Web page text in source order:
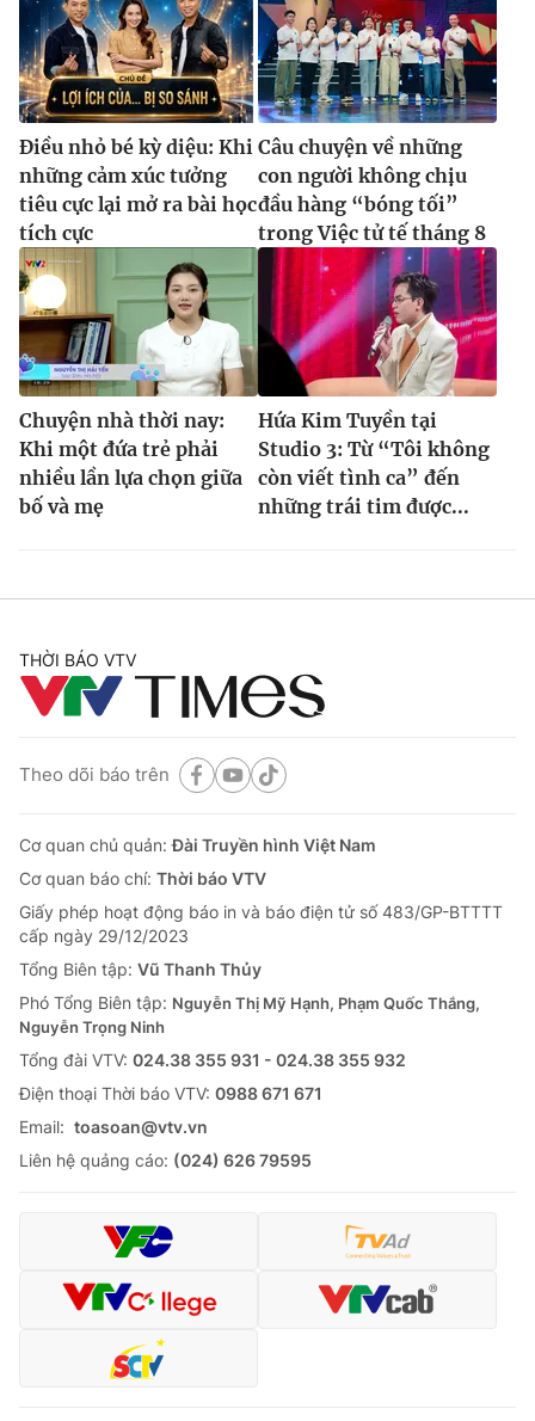
Điều nhỏ bé kỳ diệu: Khi
những cảm xúc tưởng
tiêu cực lại mở ra bài học
tích cực
Câu chuyện về những
con người không chịu
đầu hàng “bóng tối”
trong Việc tử tế tháng 8
Chuyện nhà thời nay:
Khi một đứa trẻ phải
nhiều lần lựa chọn giữa
bố và mẹ
Hứa Kim Tuyền tại
Studio 3: Từ “Tôi không
còn viết tình ca” đến
những trái tim được...
THỜI BÁO VTV
Theo dõi báo trên
Cơ quan chủ quản:Đài Truyền hình Việt Nam
Cơ quan báo chí: Thời báo VTV
Giấy phép hoạt động báo in và báo điện tử số 483/GP-BTTTT
cấp ngày 29/12/2023
Tổng Biên tập: Vũ Thanh Thủy
Phó Tổng Biên tập: Nguyễn Thị Mỹ Hạnh, Phạm Quốc Thắng,
Nguyễn Trọng Ninh
Tổng đài VTV: 024.38 355 931 - 024.38 355 932
Ðiện thoại Thời báo VTV: 0988 671 671
Email: toasoan@vtv.vn
Liên hệ quảng cáo: (024) 626 79595